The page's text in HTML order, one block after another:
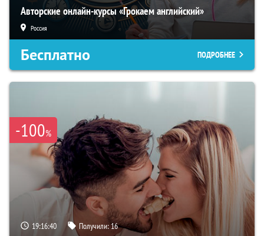
Авторские онлайн-курсы «Грокаем английский»
Россия
Бесплатно ПОДРОБНЕЕ
-100%
19:16:39 Получили:16